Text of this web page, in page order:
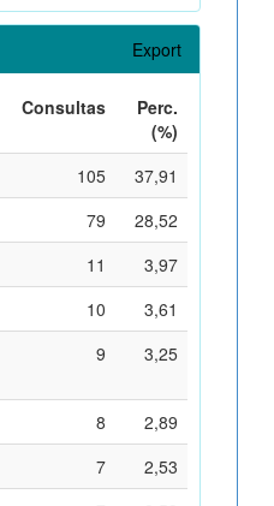
Export
Consultas
Perc.
(%)
105
37,91
79
28,52
11
3,97
10
3,61
9 3,25
8
2,89
7
2,53